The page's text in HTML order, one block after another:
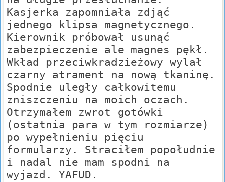
Kasjerka zapomniała zdjąć
jednego klipsa magnetycznego.
Kierownik próbował usunąć
zabezpieczenie ale magnes pękł.
Wkład przeciwkradzieżowy wylał
czarny atrament na nową tkaninę.
Spodnie uległy całkowitemu
zniszczeniu na moich oczach.
Otrzymałem zwrot gotówki
(ostatnia para w tym rozmiarze)
po wypełnieniu pięciu
formularzy. Straciłem popołudnie
i nadal nie mam spodni na
wyjazd. YAFUD.